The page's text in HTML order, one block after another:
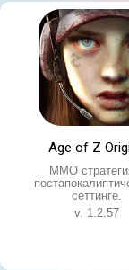
Age of Z
ММО
сеттинге.
v. 1.2.57